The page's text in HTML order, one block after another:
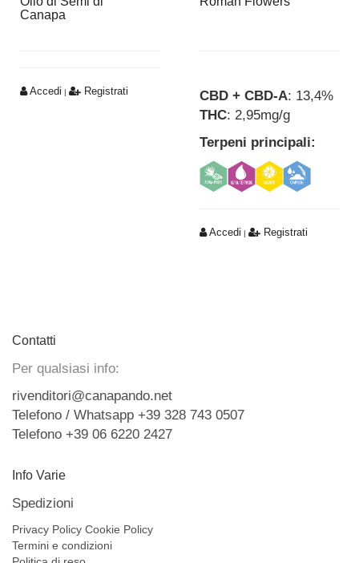
Canapa
Accedi | Registrati CBD + CBD-A: 13,4%
THC: 2,95mg/g
Terpeni principali:
Accedi Registrati
Contatti
Per qualsiasi info:
rivenditori@canapando.net
Telefono / Whatsapp +39 328 743 0507
Telefono +39 06 6220 2427
Info Varie
Spedizioni
Privacy Policy Cookie Policy
Termini e condizioni